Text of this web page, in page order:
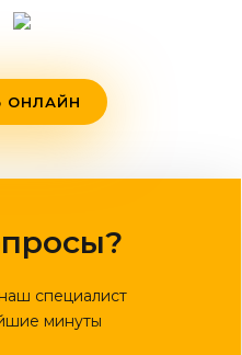
ОНЛАЙН
специалист
минуты